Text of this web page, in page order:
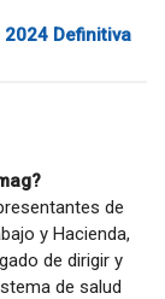
Definitiva
de
y Hacienda,
de dirigir y
de salud